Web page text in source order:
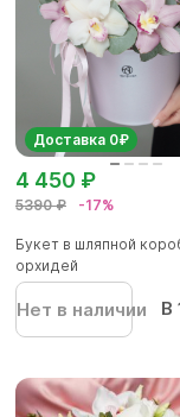
Доставка 0₽
5390 ₽ -17%
4 450 ₽
Букет в шляпной
орхидей
Нет в наличии В